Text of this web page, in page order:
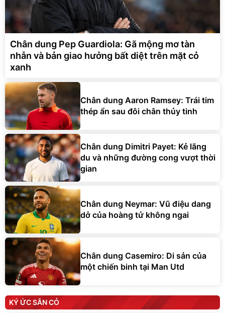
Chân dung Pep Guardiola: Gã mộng mơ tàn
nhẫn và bản giao hưởng bất diệt trên mặt cỏ
xanh
Chân dung Aaron Ramsey: Trái tim
thép ẩn sau đôi chân thủy tinh
Chân dung Dimitri Payet: Kẻ lãng
du và những đường cong vượt thời
gian
Chân dung Neymar: Vũ điệu dang
dở của hoàng tử không ngai
Chân dung Casemiro: Di sản của
một chiến binh tại Man Utd
KÝ ỨC SÂN CỎ